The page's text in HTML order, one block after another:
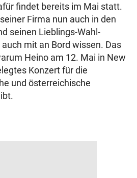
findet bereits im Mai statt.
Firma nun auch in den
seinen Lieblings-Wahl-
mit an Bord wissen. Das
Heino am 12. Mai in New
Konzert für die
und österreichische